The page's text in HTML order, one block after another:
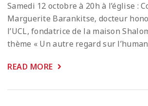
Samedi 12 octobre à 20h à l’église :
Marguerite Barankitse, docteur
l’UCL, fondatrice de la maison
thème « Un autre regard sur
READ MORE